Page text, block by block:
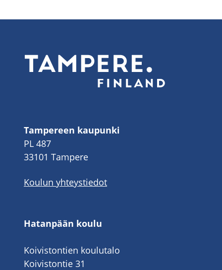
Tampereen kaupunki
PL 487
33101 Tampere
Koulun yhteystiedot
Hatanpään koulu
Koivistontien koulutalo
Koivistontie 31